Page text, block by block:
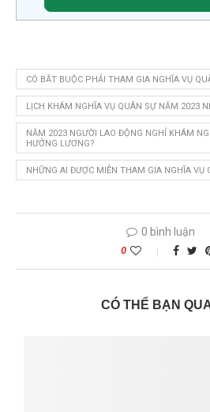
CÓ BẮT BUỘC PHẢI THAM GIA NGHĨA VỤ
LỊCH KHÁM NGHĨA VỤ QUÂN SỰ NĂM 2023
NĂM 2023 NGƯỜI LAO ĐỘNG NGHỈ KHÁM
HƯỞNG LƯƠNG?
NHỮNG AI ĐƯỢC MIỄN THAM GIA NGHĨA VỤ
0 bình luận
0
CÓ THỂ BẠN